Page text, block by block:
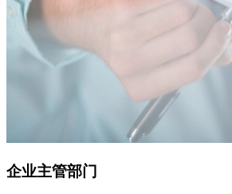
企业主管部门